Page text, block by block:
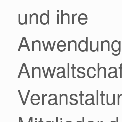
und ihre